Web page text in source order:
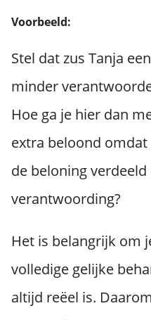
Voorbeeld:
Stel dat zus Tanja
minder
Hoe ga je hier dan
extra beloond
de beloning
verantwoording?
Het is belangrijk om
volledige gelijke
altijd reëel is.